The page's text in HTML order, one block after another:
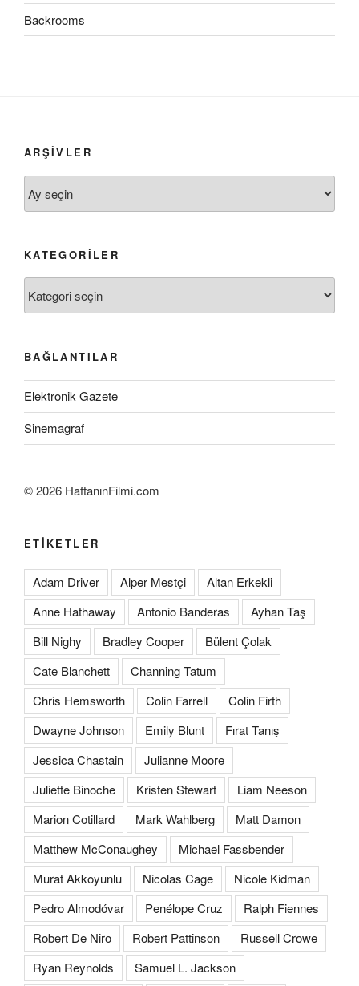
Backrooms
ARŞIVLER
KATEGORILER
BAĞLANTILAR
Elektronik Gazete
Sinemagraf
©2026 HaftanınFilmi.com
ETIKETLER
Adam Driver Alper Mestçi
Altan Erkekli
Anne Hathaway
Antonio Banderas
Ayhan Taş
Bill Nighy
Bradley Cooper
Bülent Çolak
Cate Blanchett
Channing Tatum
Chris Hemsworth
Colin Farrell
Colin Firth
Dwayne Johnson
Emily Blunt
Fırat Tanış
Jessica Chastain
Julianne Moore
Juliette Binoche
Kristen Stewart
Liam Neeson
Marion Cotillard
Mark Wahlberg
Matt Damon
Matthew McConaughey
Michael Fassbender
Murat Akkoyunlu
Nicolas Cage
Nicole Kidman
Pedro Almodóvar
Penélope Cruz
Ralph Fiennes
Robert De Niro
Robert Pattinson
Russell Crowe
Ryan Reynolds
Samuel L. Jackson